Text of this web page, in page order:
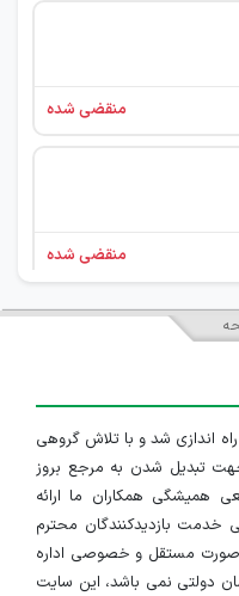
منقضی شده
منقضی شده
منقضی شده
منقضی شده
سایت ایران استخدام در تاریخ ۱۳۹۱/۱/۱۰ راه اندازی شد و با تلاش گروهی
تبدیل شدن به مرجع بروز
همیشگی همکاران ما ارائه
بازدیدکنندگان محترم
صورت مستقل و خصوصی اداره
دولتی نمی باشد، این سایت